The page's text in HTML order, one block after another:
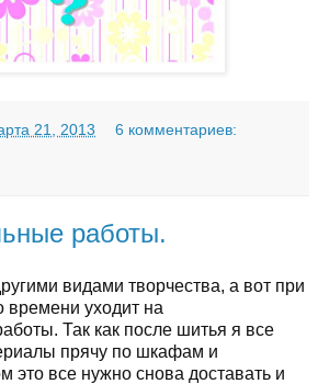
21, 2013 6 комментариев:
работы.
видами творчества, а вот при
времени уходит на
Так как после шитья я все
прячу по шкафам и
это все нужно снова доставать и